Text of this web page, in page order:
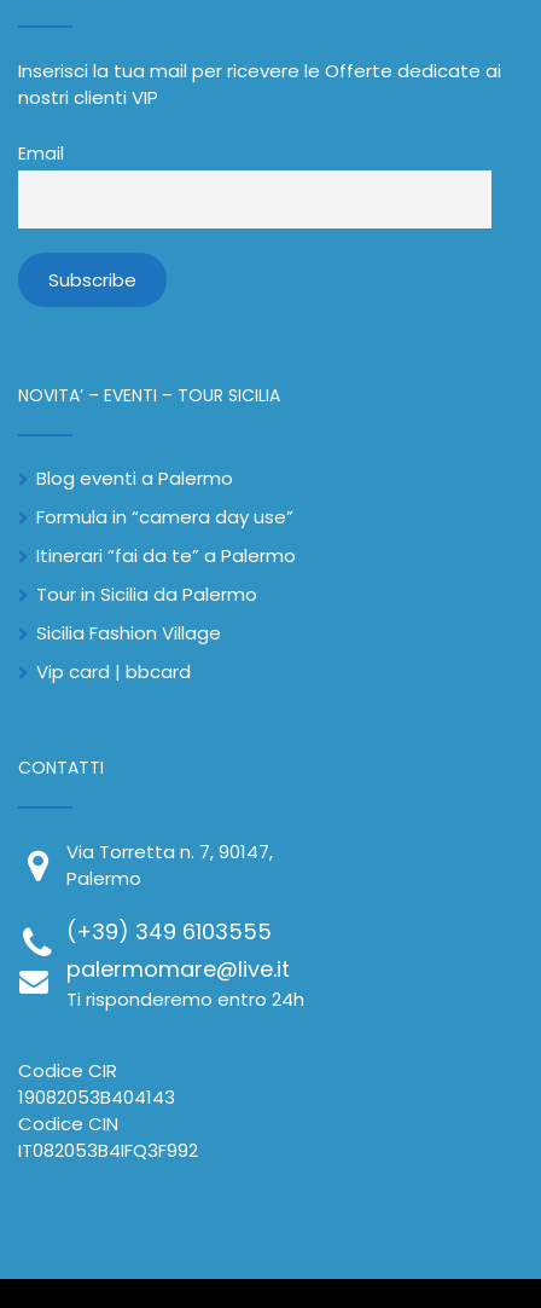
Inserisci la tua mail per ricevere le Offerte dedicate ai
nostri clienti VIP
Email
NOVITA’ – EVENTI – TOUR SICILIA
Blog eventi a Palermo
Formula in “camera day use”
Itinerari “fai da te” a Palermo
Tour in Sicilia da Palermo
Sicilia Fashion Village
Vip card | bbcard
CONTATTI
Via Torretta n. 7, 90147,
Palermo
(+39) 349 6103555
palermomare@live.it
Ti risponderemo entro 24h
Codice CIR
19082053B404143
Codice CIN
IT082053B4IFQ3F992